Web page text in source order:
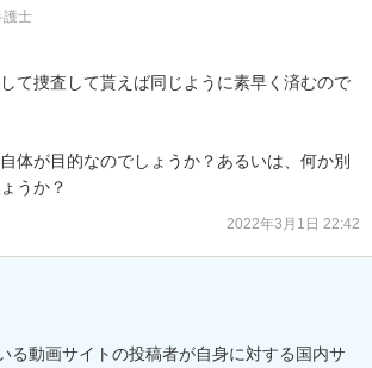
護士
て捜査して貰えば同じように素早く済むので
体が目的なのでしょうか？あるいは、何か別
うか？
2022年3月1日 22:42
る動画サイトの投稿者が自身に対する国内サ